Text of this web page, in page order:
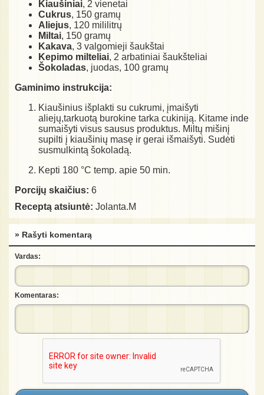
Kiaušiniai, 2 vienetai
Cukrus, 150 gramų
Aliejus, 120 mililitrų
Miltai, 150 gramų
Kakava, 3 valgomieji šaukštai
Kepimo milteliai, 2 arbatiniai šaukšteliai
Šokoladas, juodas, 100 gramų
Gaminimo instrukcija:
Kiaušinius išplakti su cukrumi, įmaišyti
aliejų,tarkuotą burokine tarka cukiniją. Kitame inde
sumaišyti visus sausus produktus. Miltų mišinį
supilti į kiaušinių masę ir gerai išmaišyti. Sudėti
susmulkintą šokoladą.
Kepti 180 °C temp. apie 50 min.
Porcijų skaičius: 6
Receptą atsiuntė: Jolanta.M
» Rašyti komentarą
Vardas:
Komentaras: